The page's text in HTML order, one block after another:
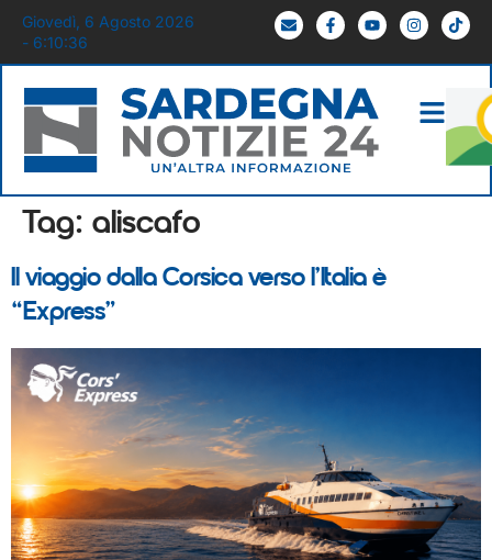
Giovedì, 6 Agosto 2026
- 6:10:36
Tag: aliscafo
Il viaggio dalla Corsica verso l’Italia è
“Express”